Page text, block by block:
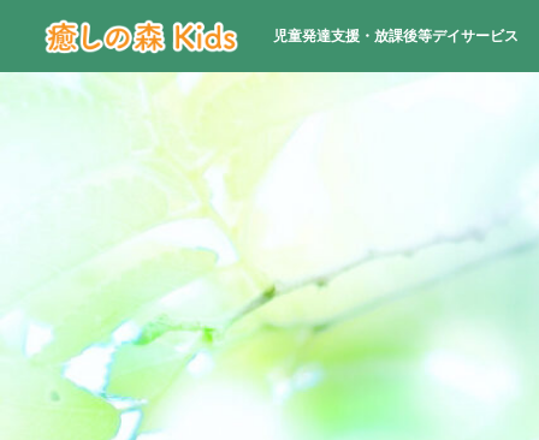
児童発達支援・放課後等デイサービス